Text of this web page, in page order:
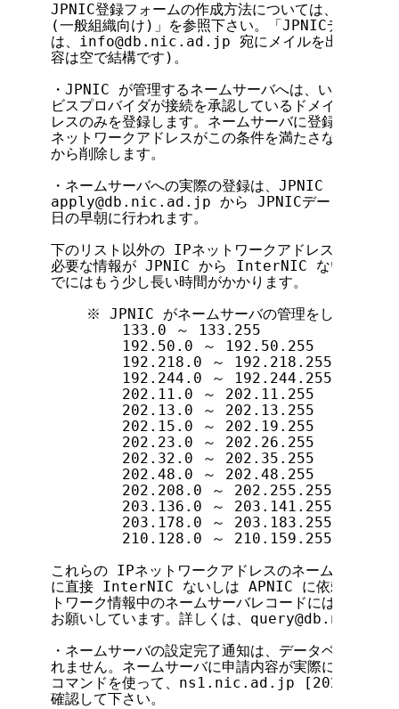
JPNIC登録フォームの作成方法については、「
(一般組織向け)」を参照下さい。「JPNICデータベ
は、info@db.nic.ad.jp 宛にメイルを出すことで
容は空で結構です)。
・JPNIC が管理するネームサーバへは、いずれか
ビスプロバイダが接続を承認しているドメイン名お
レスのみを登録します。ネームサーバに登録されて
ネットワークアドレスがこの条件を満たさなくなっ
から削除します。
・ネームサーバへの実際の登録は、JPNIC が管理す
apply@db.nic.ad.jp から JPNICデータベース登
日の早朝に行われます。
下のリスト以外の IPネットワークアドレスのネーム
必要な情報が JPNIC から InterNIC ないしは
でにはもう少し長い時間がかかります。
※ JPNIC がネームサーバの管理をしている
        133.0 ～ 133.255
        192.50.0 ～ 192.50.255
        192.218.0 ～ 192.218.255
        192.244.0 ～ 192.244.255
        202.11.0 ～ 202.11.255
        202.13.0 ～ 202.13.255
        202.15.0 ～ 202.19.255
        202.23.0 ～ 202.26.255
        202.32.0 ～ 202.35.255
        202.48.0 ～ 202.48.255
        202.208.0 ～ 202.255.255
        203.136.0 ～ 203.141.255
        203.178.0 ～ 203.183.255
        210.128.0 ～ 210.159.255
これらの IPネットワークアドレスのネームサーバ
に直接 InterNIC ないしは APNIC に依頼すること
トワーク情報中のネームサーバレコードには、その
お願いしています。詳しくは、
・ネームサーバの設定完了通知は、データベース登
れません。ネームサーバに申請内容が実際に設定さ
コマンドを使って、ns1.nic.ad.jp
確認して下さい。